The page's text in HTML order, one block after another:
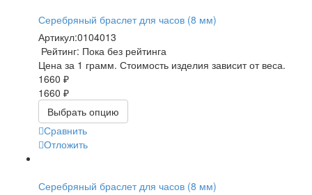
Серебряный браслет для часов (8 мм)
Артикул:0104013
Рейтинг: Пока без рейтинга
Цена за 1 грамм. Стоимость изделия зависит от веса.
1660 ₽
1660 ₽
Выбрать опцию
Сравнить
Отложить
Серебряный браслет для часов (8 мм)